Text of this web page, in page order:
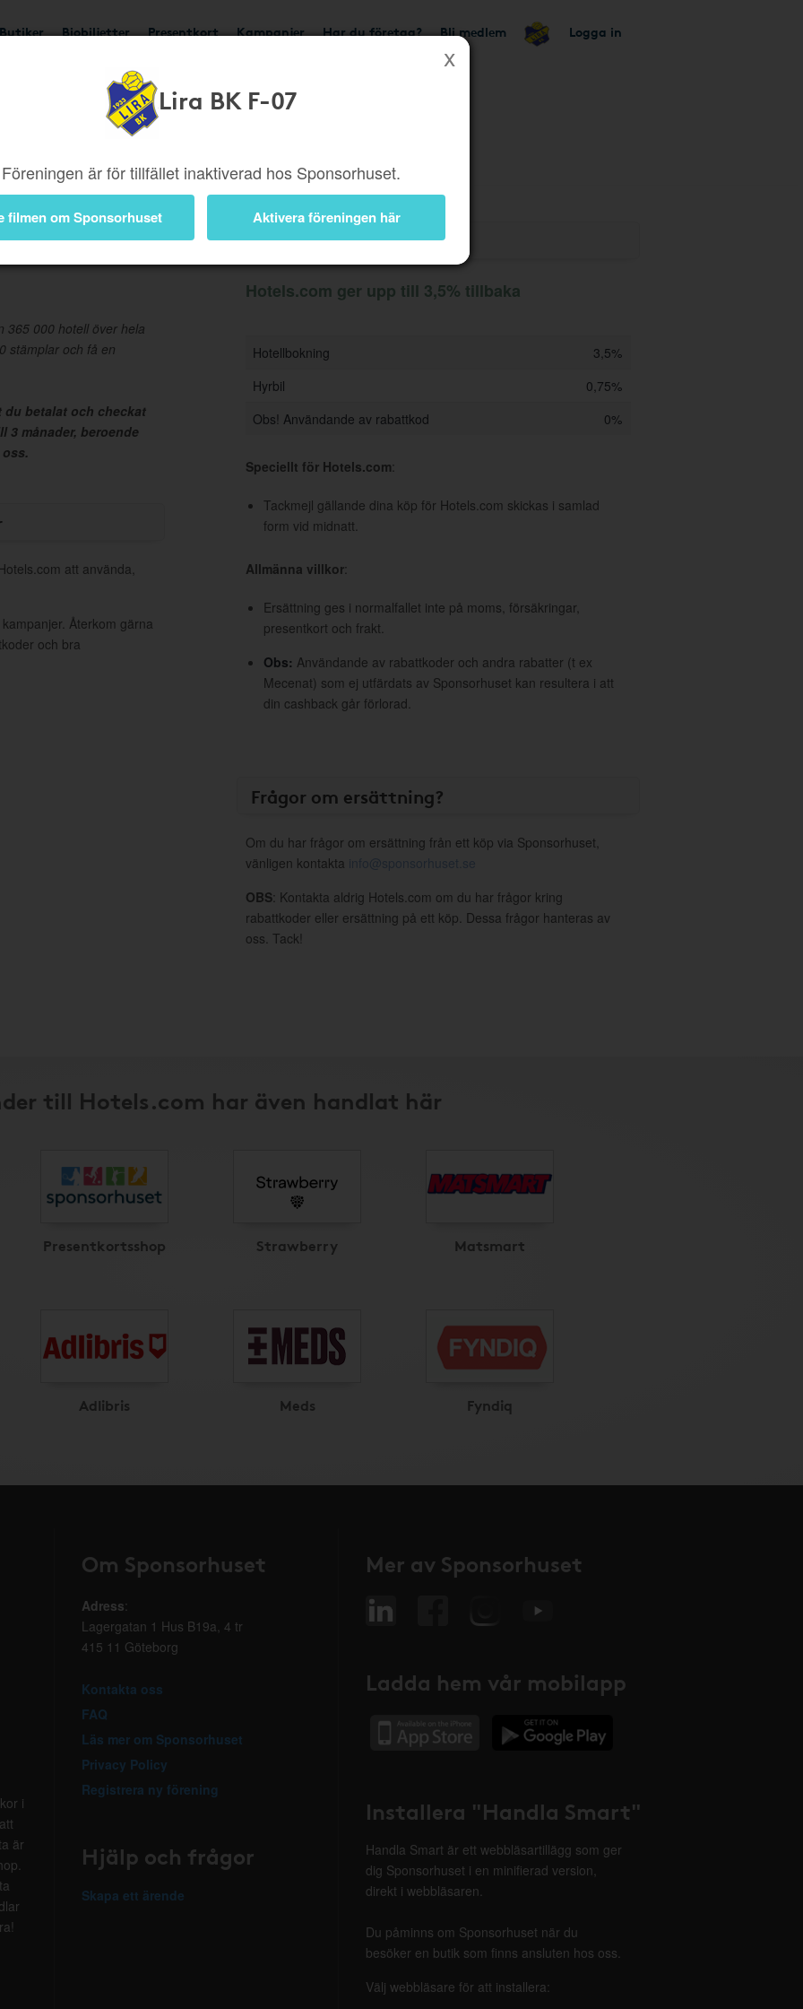
Butiker Biobiljetter Presentkort Kampanjer Har du företag? Bli medlem Logga in
Lira BK F-07
Föreningen är för tillfället inaktiverad hos Sponsorhuset.
filmen om Sponsorhuset Aktivera föreningen här
Ger upp till 3,5%
365 000 hotell över hela
stämplar och få en
betalat och checkat
3 månader, beroende
att använda,
Återkom gärna
och bra
Information
Hotels.com ger upp till 3,5% tillbaka
Hotellbokning
3,5%
Hyrbil
0,75%
Obs! Användande av rabattkod
0%
Speciellt för Hotels.com:
Tackmejl gällande dina köp för Hotels.com skickas i samlad
form vid midnatt.
Allmänna villkor:
Ersättning ges i normalfallet inte på moms, försäkringar,
presentkort och frakt.
Obs: Användande av rabattkoder och andra rabatter (t ex
Mecenat) som ej utfärdats av Sponsorhuset kan resultera i att
din cashback går förlorad.
Frågor om ersättning?
Om du har frågor om ersättning från ett köp via Sponsorhuset,
vänligen kontakta info@sponsorhuset.se
OBS: Kontakta aldrig Hotels.com om du har frågor kring
rabattkoder eller ersättning på ett köp. Dessa frågor hanteras av
oss. Tack!
till Hotels.com har även handlat här
Presentkortsshop Strawberry Matsmart
Adlibris Meds Fyndiq
i
är
Om Sponsorhuset
Adress:
Lagergatan 1 Hus B19a, 4 tr
415 11 Göteborg
Kontakta oss
FAQ
Läs mer om Sponsorhuset
Privacy Policy
Registrera ny förening
Hjälp och frågor
Skapa ett ärende
Mer av Sponsorhuset
Ladda hem vår mobilapp
Installera "Handla Smart"
Handla Smart är ett webbläsartillägg som ger
dig Sponsorhuset i en minifierad version,
direkt i webbläsaren.
Du påminns om Sponsorhuset när du
besöker en butik som finns ansluten hos oss.
Välj webbläsare för att installera: